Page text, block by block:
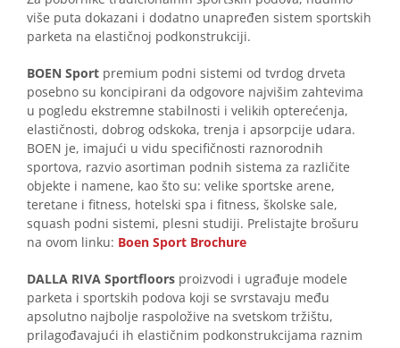
više puta dokazani i dodatno unapređen sistem sportskih
parketa na elastičnoj podkonstrukciji.
BOEN Sport premium podni sistemi od tvrdog drveta
posebno su koncipirani da odgovore najvišim zahtevima
u pogledu ekstremne stabilnosti i velikih opterećenja,
elastičnosti, dobrog odskoka, trenja i apsorpcije udara.
BOEN je, imajući u vidu specifičnosti raznorodnih
sportova, razvio asortiman podnih sistema za različite
objekte i namene, kao što su: velike sportske arene,
teretane i fitness, hotelski spa i fitness, školske sale,
squash podni sistemi, plesni studiji. Prelistajte brošuru
na ovom linku: Boen Sport Brochure
DALLA RIVA Sportfloors proizvodi i ugrađuje modele
parketa i sportskih podova koji se svrstavaju među
apsolutno najbolje raspoložive na svetskom tržištu,
prilagođavajući ih elastičnim podkonstrukcijama raznim